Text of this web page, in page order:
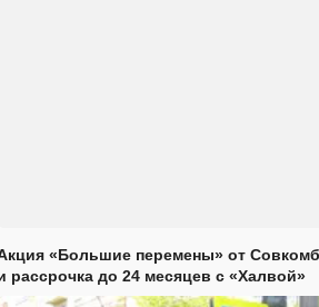
«Большие перемены» от
рассрочка до 24 месяцев с «Халвой»